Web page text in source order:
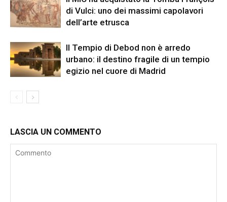
di Vulci: uno dei massimi capolavori
dell’arte etrusca
Il Tempio di Debod non è arredo
urbano: il destino fragile di un tempio
egizio nel cuore di Madrid
LASCIA UN COMMENTO